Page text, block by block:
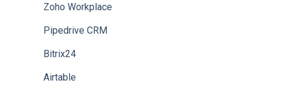
Zoho Workplace
Pipedrive CRM
Bitrix24
Airtable